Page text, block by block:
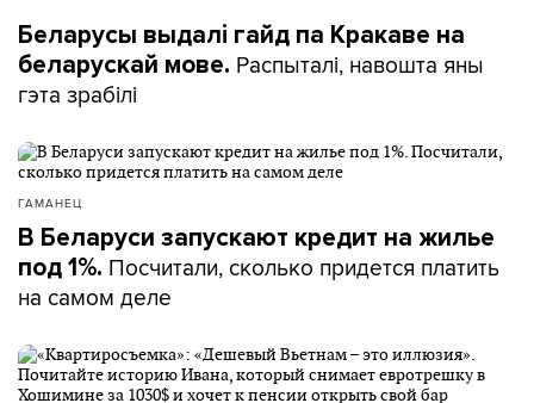
Беларусы выдалі гайд па Кракаве на
беларускай мове. Распыталі, навошта яны
гэта зрабілі
ГАМАНЕЦ
В Беларуси запускают кредит на жилье
под 1%. Посчитали, сколько придется платить
на самом деле